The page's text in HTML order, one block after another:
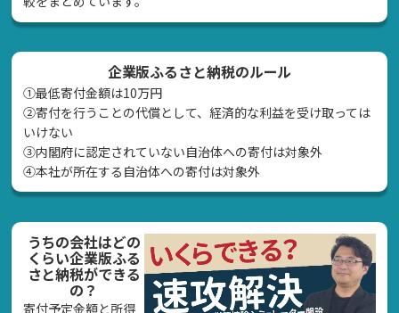
企業版ふるさと納税のルール
①最低寄付金額は10万円
②寄付を行うことの代償として、経済的な利益を受け取っては
いけない
➂内閣府に認定されていない自治体への寄付は対象外
④本社が所在する自治体への寄付は対象外
うちの会社はどの
くらい企業版ふる
さと納税ができる
の？
寄付予定金額と所得